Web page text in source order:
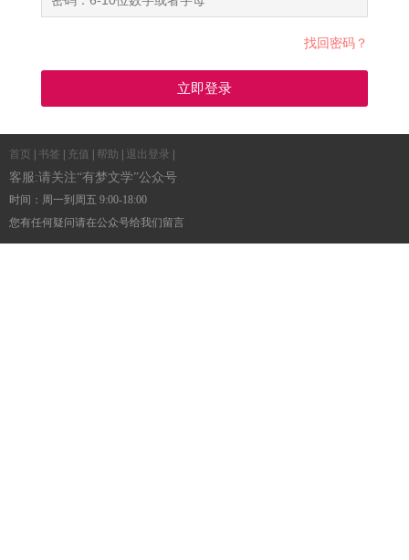
找回密码？
立即登录
首页 书签 充值 帮助 退出登录
客服:请关注“有梦文学”公众号
时间：周一到周五 9:00-18:00
您有任何疑问请在公众号给我们留言